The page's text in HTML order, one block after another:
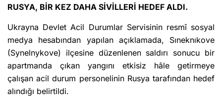
RUSYA, BİR KEZ DAHA SİVİLLERİ HEDEF ALDI.
Ukrayna Devlet Acil Durumlar Servisinin resmî sosyal
medya hesabından yapılan açıklamada, Sıneknıkove
(Synelnykove) ilçesine düzenlenen saldırı sonucu bir
apartmanda çıkan yangını etkisiz hâle getirmeye
çalışan acil durum personelinin Rusya tarafından hedef
alındığı belirtildi.